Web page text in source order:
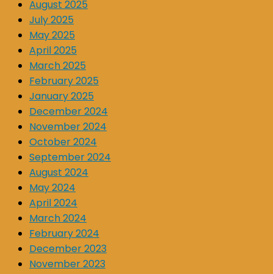
August 2025
July 2025
May 2025
April 2025
March 2025
February 2025
January 2025
December 2024
November 2024
October 2024
September 2024
August 2024
May 2024
April 2024
March 2024
February 2024
December 2023
November 2023